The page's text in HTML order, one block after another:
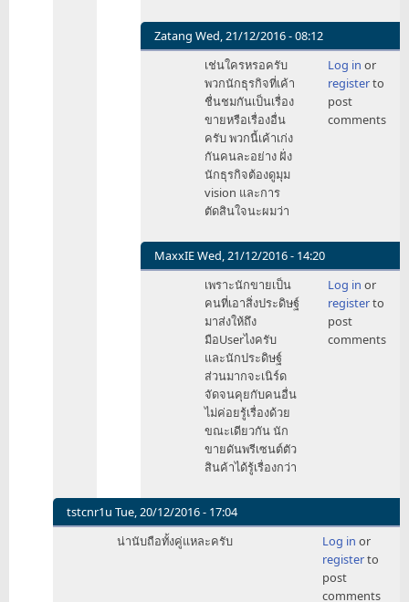
Zatang Wed, 21/12/2016 - 08:12
In
เช่นใครหรอครับ
พวกนักธุรกิจที่เค้า
ชื่นชมกันเป็นเรื่อง
ขายหรือเรื่องอื่น
ครับ พวกนี้เค้าเก่ง
กันคนละอย่าง ฝั่ง
นักธุรกิจต้องดูมุม
vision และการ
ตัดสินใจนะผมว่า
Log in or
registerto
post
comments
MaxxIEWed, 21/12/2016 - 14:20
In
เพราะนักขายเป็น
คนที่เอาสิ่งประดิษฐ์
มาส่งให้ถึง
มือUserไงครับ
และนักประดิษฐ์
ส่วนมากจะเนิร์ด
จัดจนคุยกับคนอื่น
ไม่ค่อยรู้เรื่องด้วย
ขณะเดียวกัน นัก
ขายดันพรีเซนต์ตัว
สินค้าได้รู้เรื่องกว่า
Log in or
registerto
post
comments
tstcnr1u Tue, 20/12/2016 - 17:04
In
น่านับถือทั้งคู่แหละครับ Log in or
registerto
post
comments